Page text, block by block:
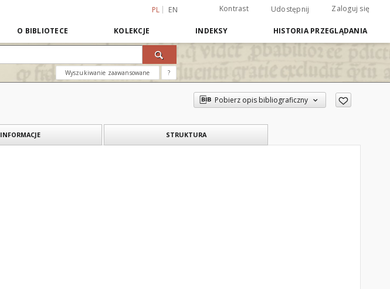
PL EN Kontrast Udostępnij Zaloguj się
O BIBLIOTECE KOLEKCJE INDEKSY HISTORIA PRZEGLĄDANIA
Wyszukiwanie zaawansowane ?
Pobierz opis bibliograficzny
INFORMACJE STRUKTURA